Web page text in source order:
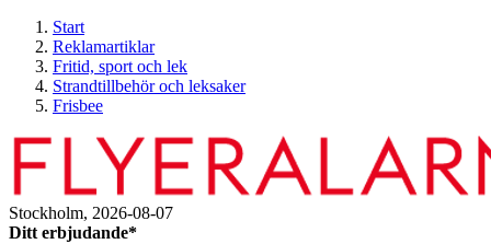
Start
Reklamartiklar
Fritid, sport och lek
Strandtillbehör och leksaker
Frisbee
Stockholm, 2026-08-07
Ditt erbjudande*